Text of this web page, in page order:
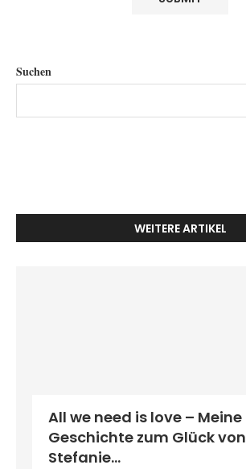
Suchen
WEITERE ARTIKEL
All we need is love – Meine
Geschichte zum Glück von
Stefanie...